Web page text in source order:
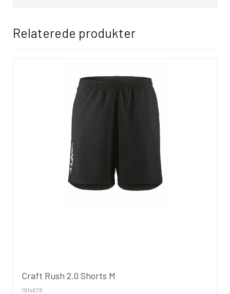
Relaterede produkter
Craft Rush 2.0 Shorts M
1914678